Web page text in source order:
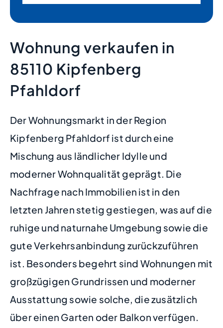
Wohnung verkaufen in
85110 Kipfenberg
Pfahldorf
Der Wohnungsmarkt in der Region
Kipfenberg Pfahldorf ist durch eine
Mischung aus ländlicher Idylle und
moderner Wohnqualität geprägt. Die
Nachfrage nach Immobilien ist in den
letzten Jahren stetig gestiegen, was auf die
ruhige und naturnahe Umgebung sowie die
gute Verkehrsanbindung zurückzuführen
ist. Besonders begehrt sind Wohnungen mit
großzügigen Grundrissen und moderner
Ausstattung sowie solche, die zusätzlich
über einen Garten oder Balkon verfügen.